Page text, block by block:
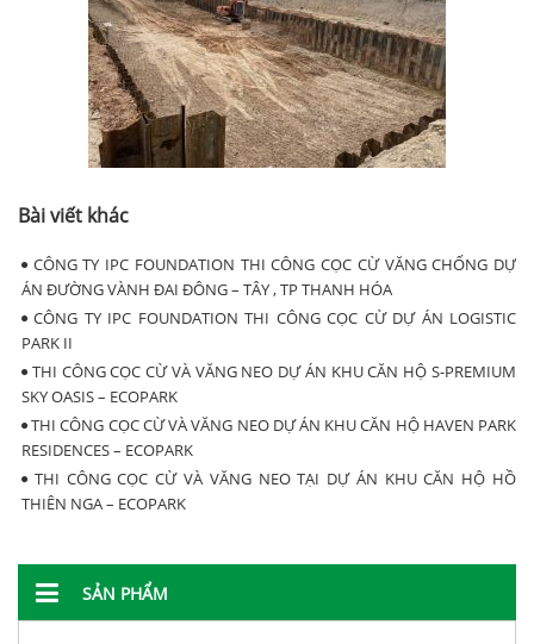
Bài viết khác
CÔNG TY IPC FOUNDATION THI CÔNG CỌC CỪ VĂNG CHỐNG DỰ
ÁN ĐƯỜNG VÀNH ĐAI ĐÔNG – TÂY , TP THANH HÓA
CÔNG TY IPC FOUNDATION THI CÔNG CỌC CỪ DỰ ÁN LOGISTIC
PARK II
THI CÔNG CỌC CỪ VÀ VĂNG NEO DỰ ÁN KHU CĂN HỘ S-PREMIUM
SKY OASIS – ECOPARK
THI CÔNG CỌC CỪ VÀ VĂNG NEO DỰ ÁN KHU CĂN HỘ HAVEN PARK
RESIDENCES – ECOPARK
THI CÔNG CỌC CỪ VÀ VĂNG NEO TẠI DỰ ÁN KHU CĂN HỘ HỒ
THIÊN NGA – ECOPARK
SẢN PHẨM